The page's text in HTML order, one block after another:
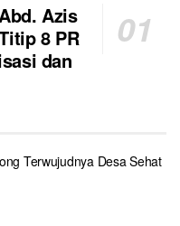
Azis
8 PR
dan
Terwujudnya Desa Sehat